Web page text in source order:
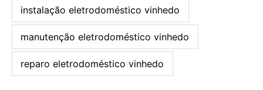
instalação eletrodoméstico vinhedo
manutenção eletrodoméstico vinhedo
reparo eletrodoméstico vinhedo